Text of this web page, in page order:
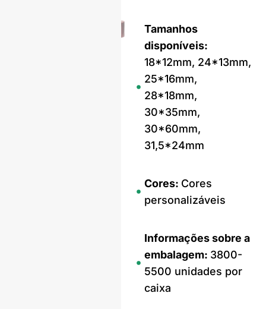
Tamanhos
disponíveis:
18*12mm, 24*13mm,
25*16mm,
28*18mm,
30*35mm,
30*60mm,
31,5*24mm
Cores: Cores
personalizáveis
Informações sobre a
embalagem: 3800-
5500 unidades por
caixa